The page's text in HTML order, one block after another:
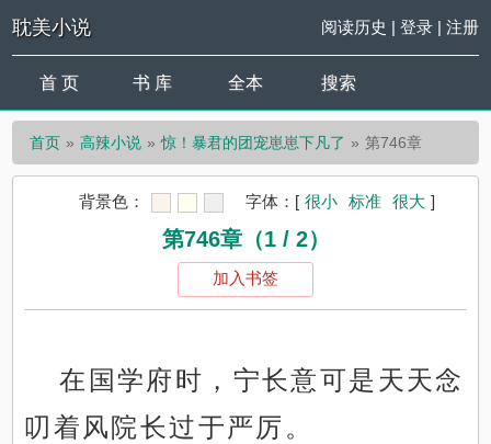
耽美小说 阅读历史 | 登录| 注册
首 页 书 库 全本 搜索
首页 高辣小说 惊！暴君的团宠崽崽下凡了 第746章
背景色： 字体： [ 很小 标准 很大 ]
第746章（1 / 2）
加入书签
在国学府时，宁长意可是天天念
叨着风院长过于严厉。